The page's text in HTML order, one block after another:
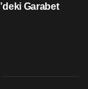
Garabet